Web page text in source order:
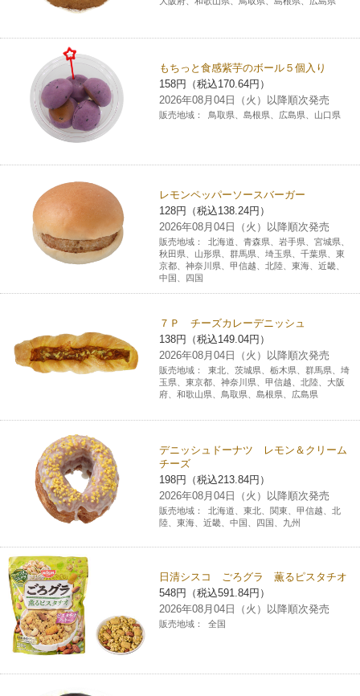
もちっと食感紫芋のボール５個入り
158円（税込170.64円）
2026年08月04日（火）以降順次発売
販売地域： 鳥取県、島根県、広島県、山口県
レモンペッパーソースバーガー
128円（税込138.24円）
2026年08月04日（火）以降順次発売
販売地域：
北海道、青森県、岩手県、宮城県、
秋田県、山形県、群馬県、埼玉県、千葉県、東
京都、神奈川県、甲信越、北陸、東海、近畿、
中国、四国
７Ｐ チーズカレーデニッシュ
138円（税込149.04円）
2026年08月04日（火）以降順次発売
販売地域：
東北、茨城県、栃木県、群馬県、埼
玉県、東京都、神奈川県、甲信越、北陸、大阪
府、和歌山県、鳥取県、島根県、広島県
デニッシュドーナツ レモン＆クリーム
チーズ
198円（税込213.84円）
2026年08月04日（火）以降順次発売
販売地域：
北海道、東北、関東、甲信越、北
陸、東海、近畿、中国、四国、九州
日清シスコ ごろグラ 薫るピスタチオ
548円（税込591.84円）
2026年08月04日（火）以降順次発売
販売地域： 全国